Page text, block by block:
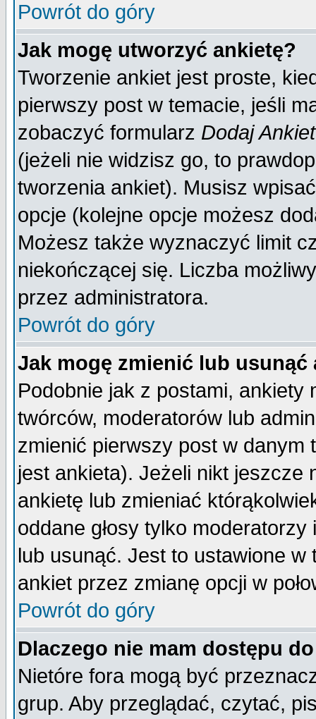
Powrót do góry
Jak mogę utworzyć ankietę?
Tworzenie ankiet jest proste,
pierwszy post w temacie, jeśli
zobaczyć formularz Dodaj
(jeżeli nie widzisz go, to
tworzenia ankiet). Musisz
opcje (kolejne opcje możesz
Możesz także wyznaczyć limit
niekończącej się. Liczba
przez administratora.
Powrót do góry
Jak mogę zmienić lub usunąć
Podobnie jak z postami,
twórców, moderatorów lub
zmienić pierwszy post w
jest ankieta). Jeżeli nikt jeszcze
ankietę lub zmieniać
oddane głosy tylko
lub usunąć. Jest to ustawione w
ankiet przez zmianę opcji w
Powrót do góry
Dlaczego nie mam dostępu
Nietóre fora mogą być
grup. Aby przeglądać, czytać,